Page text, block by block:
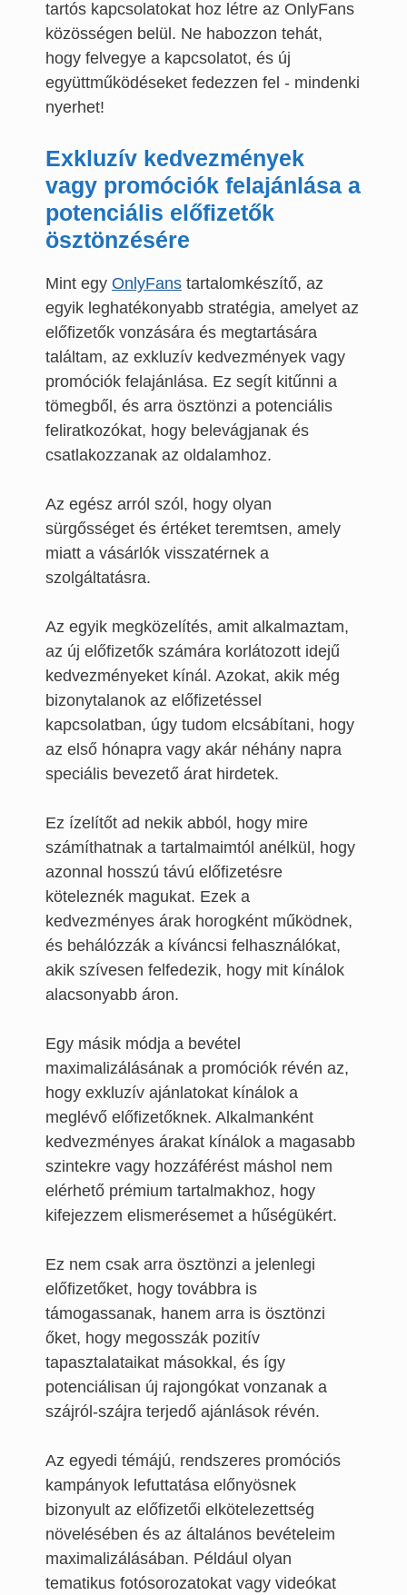
tartós kapcsolatokat hoz létre az OnlyFans
közösségen belül. Ne habozzon tehát,
hogy felvegye a kapcsolatot, és új
együttműködéseket fedezzen fel - mindenki
nyerhet!
Exkluzív kedvezmények
vagy promóciók felajánlása a
potenciális előfizetők
ösztönzésére
Mint egy OnlyFans tartalomkészítő, az
egyik leghatékonyabb stratégia, amelyet az
előfizetők vonzására és megtartására
találtam, az exkluzív kedvezmények vagy
promóciók felajánlása. Ez segít kitűnni a
tömegből, és arra ösztönzi a potenciális
feliratkozókat, hogy belevágjanak és
csatlakozzanak az oldalamhoz.
Az egész arról szól, hogy olyan
sürgősséget és értéket teremtsen, amely
miatt a vásárlók visszatérnek a
szolgáltatásra.
Az egyik megközelítés, amit alkalmaztam,
az új előfizetők számára korlátozott idejű
kedvezményeket kínál. Azokat, akik még
bizonytalanok az előfizetéssel
kapcsolatban, úgy tudom elcsábítani, hogy
az első hónapra vagy akár néhány napra
speciális bevezető árat hirdetek.
Ez ízelítőt ad nekik abból, hogy mire
számíthatnak a tartalmaimtól anélkül, hogy
azonnal hosszú távú előfizetésre
köteleznék magukat. Ezek a
kedvezményes árak horogként működnek,
és behálózzák a kíváncsi felhasználókat,
akik szívesen felfedezik, hogy mit kínálok
alacsonyabb áron.
Egy másik módja a bevétel
maximalizálásának a promóciók révén az,
hogy exkluzív ajánlatokat kínálok a
meglévő előfizetőknek. Alkalmanként
kedvezményes árakat kínálok a magasabb
szintekre vagy hozzáférést máshol nem
elérhető prémium tartalmakhoz, hogy
kifejezzem elismerésemet a hűségükért.
Ez nem csak arra ösztönzi a jelenlegi
előfizetőket, hogy továbbra is
támogassanak, hanem arra is ösztönzi
őket, hogy megosszák pozitív
tapasztalataikat másokkal, és így
potenciálisan új rajongókat vonzanak a
szájról-szájra terjedő ajánlások révén.
Az egyedi témájú, rendszeres promóciós
kampányok lefuttatása előnyösnek
bizonyult az előfizetői elkötelezettség
növelésében és az általános bevételeim
maximalizálásában. Például olyan
tematikus fotósorozatokat vagy videókat